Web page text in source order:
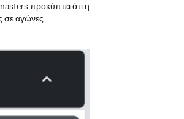
προκύπτει ότι η
σε αγώνες